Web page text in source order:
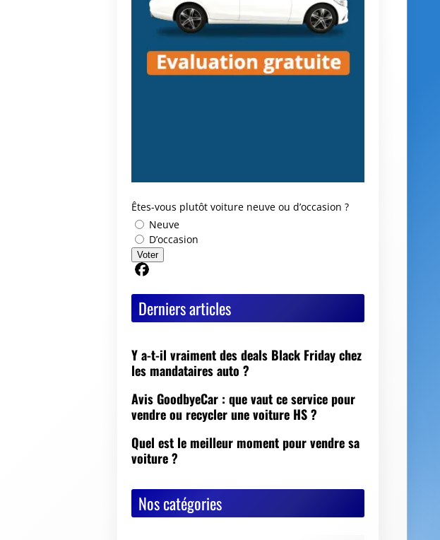
Êtes-vous plutôt voiture neuve ou d’occasion ?
Neuve
D’occasion
Voter
Derniers articles
Y a-t-il vraiment des deals Black Friday chez
les mandataires auto ?
Avis GoodbyeCar : que vaut ce service pour
vendre ou recycler une voiture HS ?
Quel est le meilleur moment pour vendre sa
voiture ?
Nos catégories